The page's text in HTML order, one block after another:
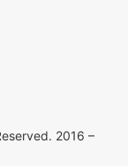
2016 –